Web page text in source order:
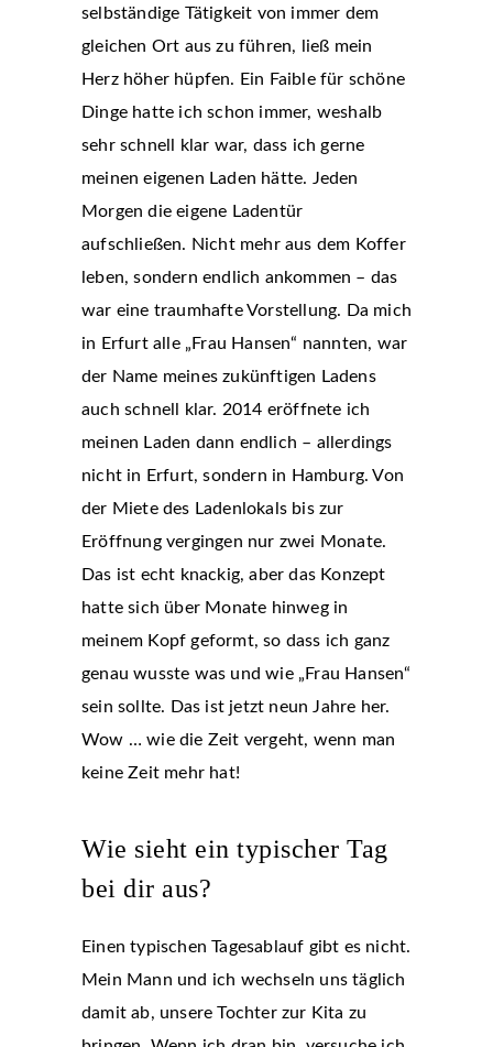
selbständige Tätigkeit von immer dem
gleichen Ort aus zu führen, ließ mein
Herz höher hüpfen. Ein Faible für schöne
Dinge hatte ich schon immer, weshalb
sehr schnell klar war, dass ich gerne
meinen eigenen Laden hätte. Jeden
Morgen die eigene Ladentür
aufschließen. Nicht mehr aus dem Koffer
leben, sondern endlich ankommen – das
war eine traumhafte Vorstellung. Da mich
in Erfurt alle „Frau Hansen“ nannten, war
der Name meines zukünftigen Ladens
auch schnell klar. 2014 eröffnete ich
meinen Laden dann endlich – allerdings
nicht in Erfurt, sondern in Hamburg. Von
der Miete des Ladenlokals bis zur
Eröffnung vergingen nur zwei Monate.
Das ist echt knackig, aber das Konzept
hatte sich über Monate hinweg in
meinem Kopf geformt, so dass ich ganz
genau wusste was und wie „Frau Hansen“
sein sollte. Das ist jetzt neun Jahre her.
Wow … wie die Zeit vergeht, wenn man
keine Zeit mehr hat!
Wie sieht ein typischer Tag
bei dir aus?
Einen typischen Tagesablauf gibt es nicht.
Mein Mann und ich wechseln uns täglich
damit ab, unsere Tochter zur Kita zu